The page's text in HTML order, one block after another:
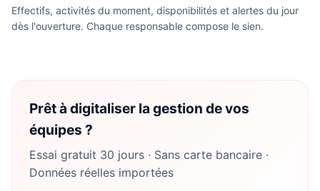
Effectifs, activités du moment, disponibilités et alertes du jour
dès l'ouverture. Chaque responsable compose le sien.
Prêt à digitaliser la gestion de vos
équipes ?
Essai gratuit 30 jours · Sans carte bancaire ·
Données réelles importées